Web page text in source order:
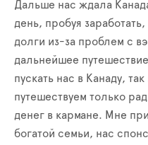
Дальше нас ждала
день, пробуя
долги из-за проблем с
дальнейшее
пускать нас в Канаду,
путешествуем только
денег в кармане. Мне
богатой семьи, нас